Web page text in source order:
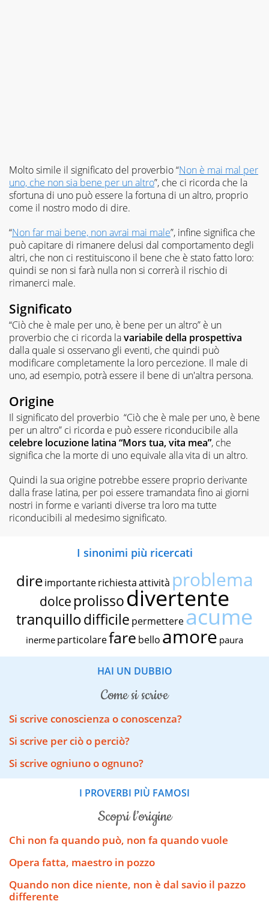
Molto simile il significato del proverbio “Non è mai mal per
uno, che non sia bene per un altro”, che ci ricorda che la
sfortuna di uno può essere la fortuna di un altro, proprio
come il nostro modo di dire.
“Non far mai bene, non avrai mai male”, infine significa che
può capitare di rimanere delusi dal comportamento degli
altri, che non ci restituiscono il bene che è stato fatto loro:
quindi se non si farà nulla non si correrà il rischio di
rimanerci male.
Significato
“Ciò che è male per uno, è bene per un altro” è un
proverbio che ci ricorda lavariabile della prospettiva
dalla quale si osservano gli eventi, che quindi può
modificare completamente la loro percezione. Il male di
uno, ad esempio, potrà essere il bene di un'altra persona.
Origine
Il significato del proverbio “Ciò che è male per uno, è bene
per un altro” ci ricorda e può essere riconducibile alla
celebre locuzione latina “Mors tua, vita mea”, che
significa che la morte di uno equivale alla vita di un altro.
Quindi la sua origine potrebbe essere proprio derivante
dalla frase latina, per poi essere tramandata fino ai giorni
nostri in forme e varianti diverse tra loro ma tutte
riconducibili al medesimo significato.
I sinonimi più ricercati
dire importante richiestaattività problema
dolce prolissodivertente
tranquillodifficile permettereacume
inerme particolarefare bello amore paura
HAI UN DUBBIO
come si scrive
Si scrive conoscienza o conoscenza?
Si scrive per ciò o perciò?
Si scrive ogniuno o ognuno?
I PROVERBI PIÙ FAMOSI
scopri l’origine
Chi non fa quando può, non fa quando vuole
Opera fatta, maestro in pozzo
Quando non dice niente, non è dal savio il pazzo
differente